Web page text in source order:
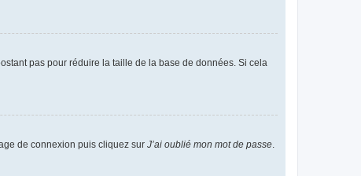
pas pour réduire la taille de la base de données. Si cela
de connexion puis cliquez sur J’ai oublié mon mot de passe